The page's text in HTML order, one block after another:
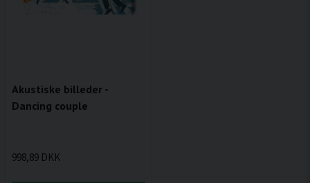
Akustiske billeder -
Dancing couple
998,89 DKK